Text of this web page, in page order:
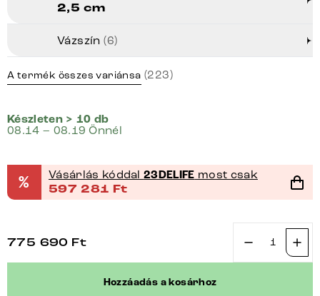
2,5 cm
Vázszín(6)
A termék összes variánsa (223)
Készleten > 10 db
08.14 – 08.19 Önnél
% Vásárlás kóddal23DELIFE most csak
597 281 Ft
775 690 Ft
Étkezőasztal
Hozzáadás a kosárhoz